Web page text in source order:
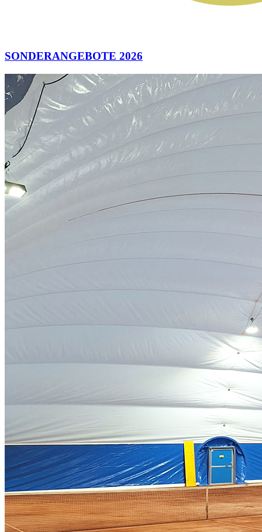
SONDERANGEBOTE 2026